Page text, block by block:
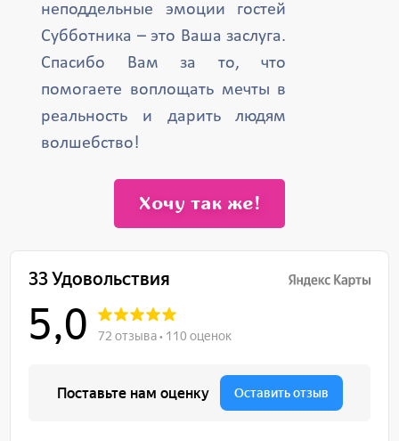
неподдельные эмоции гостей
Субботника – это Ваша заслуга.
Спасибо Вам за то, что
помогаете воплощать мечты в
реальность и дарить людям
волшебство!
Хочу так же!